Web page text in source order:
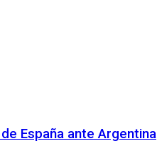
España ante Argentina